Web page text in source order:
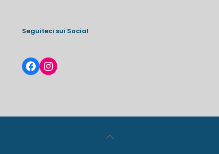
Seguiteci sui Social
Facebook
Instagram